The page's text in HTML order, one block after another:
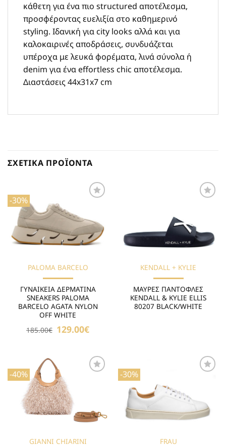
κάθετη για ένα πιο structured αποτέλεσμα,
προσφέροντας ευελιξία στο καθημερινό
styling. Ιδανική για city looks αλλά και για
καλοκαιρινές αποδράσεις, συνδυάζεται
υπέροχα με λευκά φορέματα, λινά σύνολα ή
denim για ένα effortless chic αποτέλεσμα.
Διαστάσεις 44x31x7 cm
ΣΧΕΤΙΚΆ ΠΡΟΪΌΝΤΑ
-30%
Επιθυμιών
PALOMA BARCELO
ΓΥΝΑΙΚΕΙΑ ΔΕΡΜΑΤΙΝΑ
SNEAKERS PALOMA
BARCELO AGATA NYLON
OFF WHITE
185.00€ Original
price
129.00€Η
τρέχουσα
129.00€.
KENDALL + KYLIE
ΜΑΥΡΕΣ ΠΑΝΤΟΦΛΕΣ
KENDALL & KYLIE ELLIS
80207 BLACK/WHITE
-40%
GIANNI CHIARINI
-30%
Επιθυμιών
FRAU